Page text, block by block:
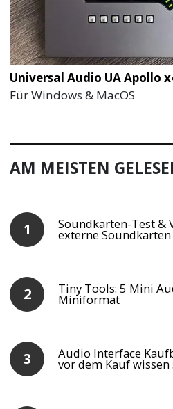
Universal Audio UA Apollo
Für Windows & MacOS
AM MEISTEN
Soundkarten-Test &
externe
Tiny Tools: 5 Mini
Miniformat
Audio Interface
vor dem Kauf